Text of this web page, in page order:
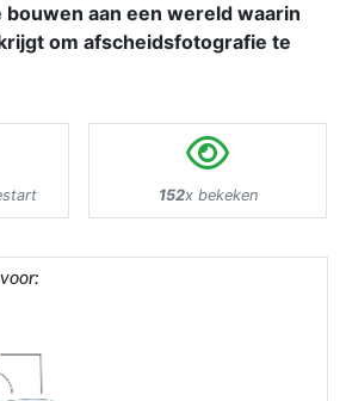
bouwen aan een wereld waarin
om afscheidsfotografie te
152x bekeken